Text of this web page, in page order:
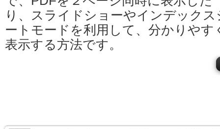
り、スライドショーやインデックス
ートモードを利用して、分かりやす
表示する方法です。